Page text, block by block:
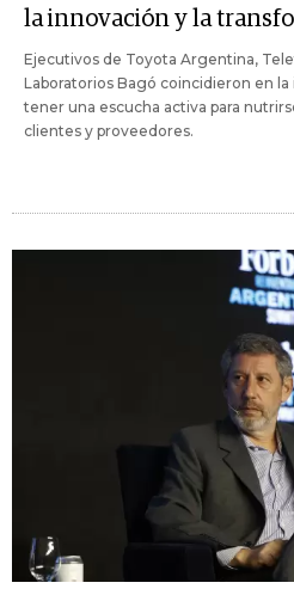
la innovación y la
Ejecutivos de Toyota Argentina,
Laboratorios Bagó coincidieron en
tener una escucha activa para
clientes y proveedores.